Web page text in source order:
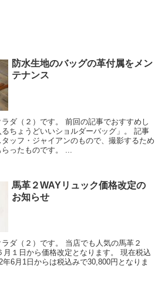
防水生地のバッグの革付属をメン
テナンス
ダ（２）です。 前回の記事でおすすめし
ちょうどいいショルダーバッグ」。 記事
ッフ・ジャイアンのもので、撮影するため
ったものです。 ...
馬革２WAYリュック価格改定の
お知らせ
ダ（２）です。 当店でも人気の馬革２
月１日から価格改定となります。 現在税込
6月1日からは税込みで30,800円となりま